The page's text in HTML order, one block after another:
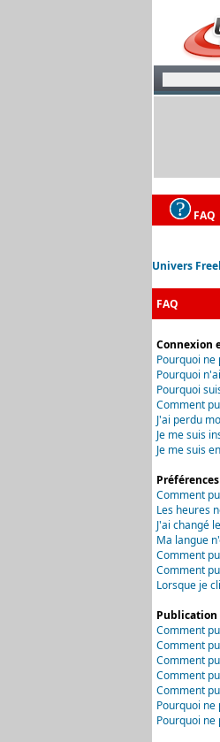
FAQ
Univers
FAQ
Connexion
Pourquoi ne
Pourquoi
Pourquoi
Comment
J'ai perdu
Je me suis
Je me suis
Comment
Les heures
J'ai changé
Ma langue
Comment
Comment
Lorsque je
Publication
Comment
Comment
Comment
Comment
Comment
Pourquoi ne
Pourquoi ne